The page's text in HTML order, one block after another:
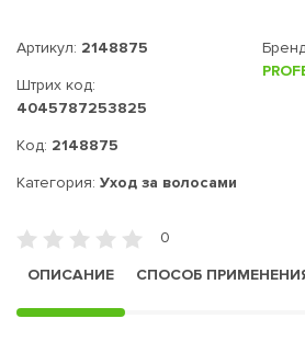
Артикул: 2148875
Штрих код:
4045787253825
Код: 2148875
Категория: Уход за волосами
0
ОПИСАНИЕ
СПОСОБ